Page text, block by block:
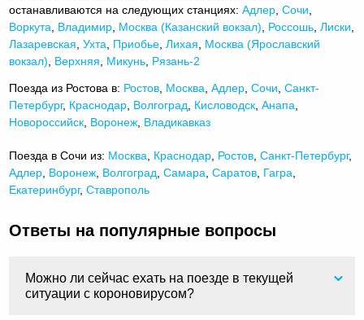
останавливаются на следующих станциях:Адлер ,Сочи
Воркута
Владимир Москва (Казанский вокзал) Россошь ,Лиски
Лазаревская ,Ухта Приобье ,Лихая
Москва (Ярославский
вокзал)
Верхняя Микунь Рязань-2
Поезда из Ростова в: Ростов Москва ,Адлер ,Сочи ,Санкт-
Петербург, Краснодар Волгоград Кисловодск ,Анапа
Новороссийск Воронеж Владикавказ
Поезда в Сочи из: Москва Краснодар Ростов ,Санкт-Петербург,
Адлер Воронеж Волгоград ,Самара ,Саратов Гагра
Екатеринбург,Ставрополь
Ответы на популярные вопросы
Можно ли сейчас ехать на поезде в текущей
ситуации с короновирусом?